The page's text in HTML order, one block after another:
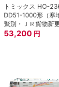
トミックス HO-
DD51-1000形（寒
鷲別・ＪＲ貨物新
車・ＰＳ） HOゲー
53,200 円